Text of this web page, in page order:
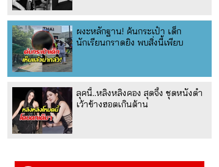
ผงะหลักฐาน! ค้นกระเป๋า เด็ก
นักเรียนกราดยิง พบสิ่งนี้เพียบ
ลุคนี้..หลิงหลิงคอง สุดจึ้ง ชุดหนังดำ
เว้าข้างฮอตเกินต้าน